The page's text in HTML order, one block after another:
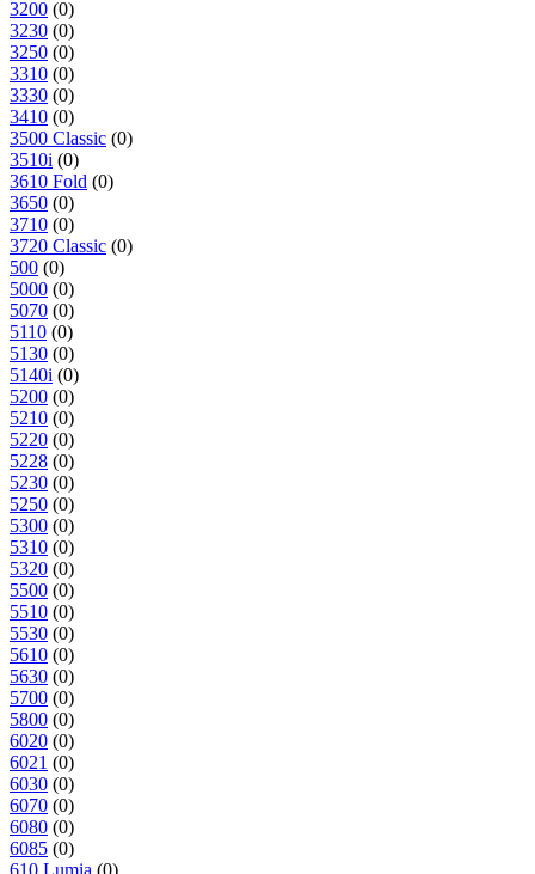
3200 (0)
3230 (0)
3250 (0)
3310 (0)
3330 (0)
3410 (0)
3500 Classic (0)
3510i (0)
3610 Fold (0)
3650 (0)
3710 (0)
3720 Classic (0)
500 (0)
5000 (0)
5070 (0)
5110 (0)
5130 (0)
5140i (0)
5200 (0)
5210 (0)
5220 (0)
5228 (0)
5230 (0)
5250 (0)
5300 (0)
5310 (0)
5320 (0)
5500 (0)
5510 (0)
5530 (0)
5610 (0)
5630 (0)
5700 (0)
5800 (0)
6020 (0)
6021 (0)
6030 (0)
6070 (0)
6080 (0)
6085 (0)
610 Lumia (0)